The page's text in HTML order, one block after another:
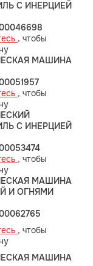
С ИНЕРЦИЕЙ
, чтобы
МАШИНА
, чтобы
С ИНЕРЦИЕЙ
, чтобы
МАШИНА
И ОГНЯМИ
, чтобы
МАШИНА